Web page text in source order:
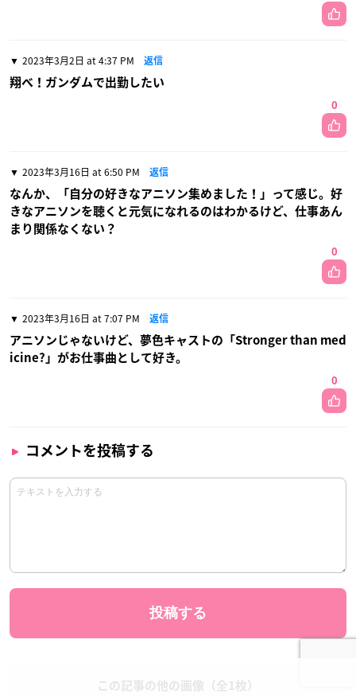
2023年3月2日 at 4:37 PM 返信
翔べ！ガンダムで出勤したい
0
2023年3月16日 at 6:50 PM 返信
なんか、「自分の好きなアニソン集めました！」って感じ。好
きなアニソンを聴くと元気になれるのはわかるけど、仕事あん
まり関係なくない？
0
2023年3月16日 at 7:07 PM 返信
アニソンじゃないけど、夢色キャストの「Stronger than med
icine?」がお仕事曲として好き。
0
コメントを投稿する
この記事の他の画像（全1枚）